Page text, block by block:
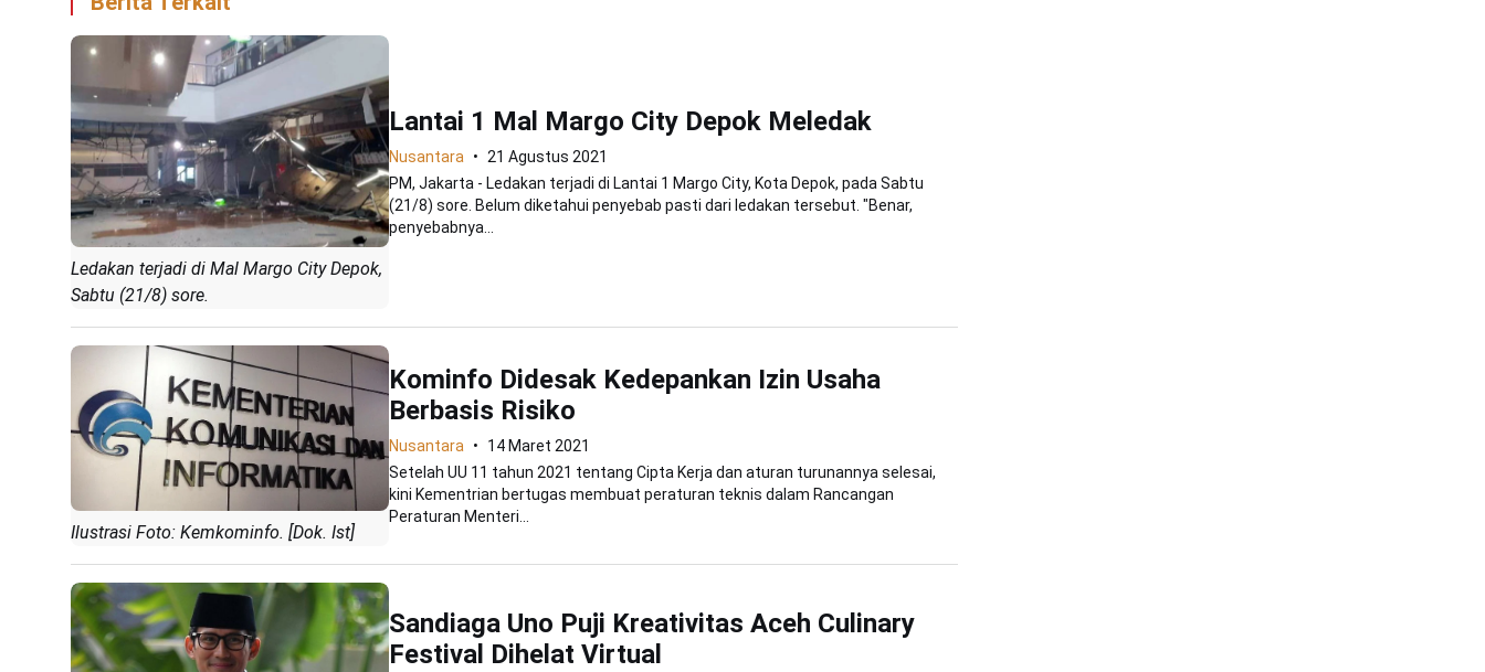
Ledakan terjadi di Mal Margo City Depok,
Sabtu (21/8) sore.
Lantai 1 Mal Margo City Depok Meledak
Nusantara
21 Agustus 2021
PM, Jakarta - Ledakan terjadi di Lantai 1 Margo City, Kota Depok, pada Sabtu
(21/8) sore. Belum diketahui penyebab pasti dari ledakan tersebut. "Benar,
penyebabnya...
Ilustrasi Foto: Kemkominfo. [Dok. Ist]
Kominfo Didesak Kedepankan Izin Usaha
Berbasis Risiko
Nusantara
14 Maret 2021
Setelah UU 11 tahun 2021 tentang Cipta Kerja dan aturan turunannya selesai,
kini Kementrian bertugas membuat peraturan teknis dalam Rancangan
Peraturan Menteri...
Sandiaga Uno Puji Kreativitas Aceh Culinary
Festival Dihelat Virtual